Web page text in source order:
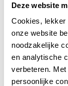
Deze website
Cookies, lekker
onze website
noodzakelijke
en analytische
verbeteren.
persoonlijke